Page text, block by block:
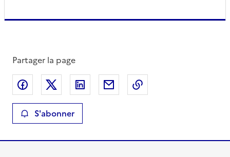
Partager la page
Partager sur Facebook
Partager sur XPartager sur LinkedIn
Partager par email
S'abonner